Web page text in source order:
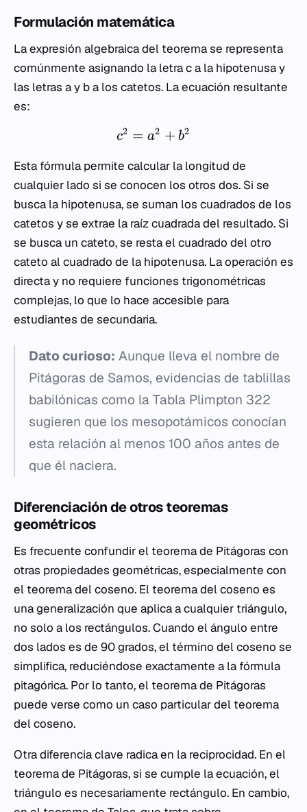
Formulación matemática
La expresión algebraica del teorema se representa
comúnmente asignando la letraca la hipotenusa y
las letras ay ba los catetos. La ecuación resultante
es:
c2 = a2 + b2
Esta fórmula permite calcular la longitud de
cualquier lado si se conocen los otros dos. Si se
busca la hipotenusa, se suman los cuadrados de los
catetos y se extrae la raíz cuadrada del resultado. Si
se busca un cateto, se resta el cuadrado del otro
cateto al cuadrado de la hipotenusa. La operación es
directa y no requiere funciones trigonométricas
complejas, lo que lo hace accesible para
estudiantes de secundaria.
Dato curioso: Aunque lleva el nombre de
Pitágoras de Samos, evidencias de tablillas
babilónicas como la Tabla Plimpton 322
sugieren que los mesopotámicos conocían
esta relación al menos 100 años antes de
que él naciera.
Diferenciación de otros teoremas
geométricos
Es frecuente confundir el teorema de Pitágoras con
otras propiedades geométricas, especialmente con
el teorema del coseno. El teorema del coseno es
una generalización que aplica a cualquier triángulo,
no solo a los rectángulos. Cuando el ángulo entre
dos lados es de 90 grados, el término del coseno se
simplifica, reduciéndose exactamente a la fórmula
pitagórica. Por lo tanto, el teorema de Pitágoras
puede verse como un caso particular del teorema
del coseno.
Otra diferencia clave radica en la reciprocidad. En el
teorema de Pitágoras, si se cumple la ecuación, el
triángulo es necesariamente rectángulo. En cambio,